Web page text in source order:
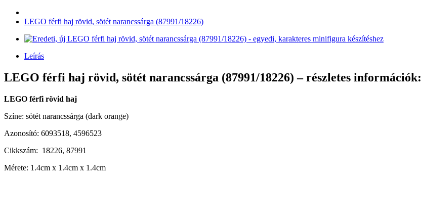
LEGO férfi haj rövid, sötét narancssárga (87991/18226)
Leírás
LEGO férfi haj rövid, sötét narancssárga (87991/18226) – részletes információk:
LEGO férfi rövid haj
Színe: sötét narancssárga (dark orange)
Azonosító: 6093518, 4596523
Cikkszám: 18226, 87991
Mérete: 1.4cm x 1.4cm x 1.4cm